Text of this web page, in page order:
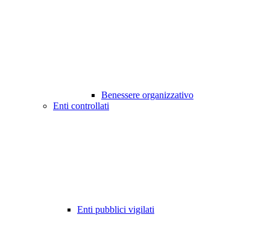
Benessere organizzativo
Enti controllati
Enti pubblici vigilati